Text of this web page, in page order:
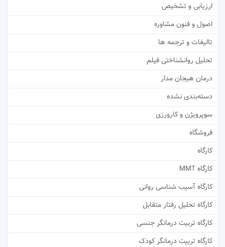
ارزیابی و تشخیص
اصول و فنون مشاوره
تالیفات و ترجمه ها
تحلیل روانشناختی فیلم
درمان هیجان مدار
دسته‌بندی نشده
سوپرویژن و کارورزی
فروشگاه
کارگاه
کارگاه MMT
کارگاه آسیب شناسی روانی
کارگاه تحلیل رفتار متقابل
کارگاه تربیت درمانگر جنسی
کارگاه تربیت درمانگر کودک